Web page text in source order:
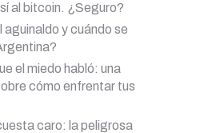
al bitcoin. ¿Seguro?
aguinaldo y cuándo se
el miedo habló: una
cómo enfrentar tus
caro: la peligrosa